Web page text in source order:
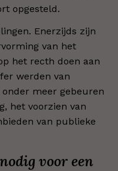
opgesteld.
Enerzijds zijn
van het
het recth doen aan
werden van
meer gebeuren
het voorzien van
van publieke
voor een